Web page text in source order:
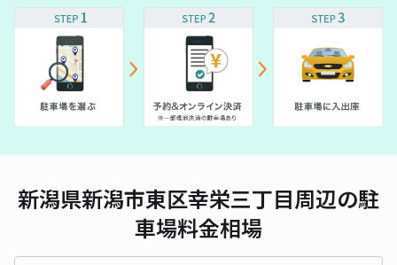
新潟県新潟市東区幸栄三丁目周辺の駐
車場料金相場